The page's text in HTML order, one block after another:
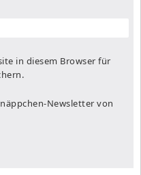
in diesem Browser für
Newsletter von